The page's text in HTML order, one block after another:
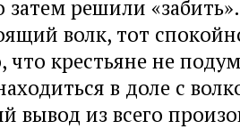
решили
волк, тот
что крестьяне не
в доле с
вывод из всего